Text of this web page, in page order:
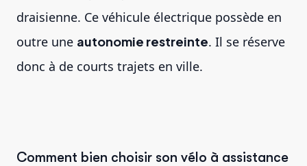
draisienne. Ce véhicule électrique possède en
outre une autonomie restreinte. Il se réserve
donc à de courts trajets en ville.
Comment bien choisir son vélo à assistance